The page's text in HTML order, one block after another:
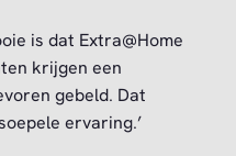
is dat Extra@Home
krijgen een
gebeld. Dat
ervaring.’